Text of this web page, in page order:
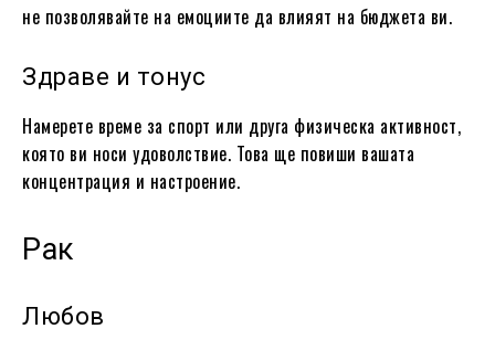
не позволявайте на емоциите да влияят на бюджета ви.
Здраве и тонус
Намерете време за спорт или друга физическа активност,
която ви носи удоволствие. Това ще повиши вашата
концентрация и настроение.
Рак
Любов